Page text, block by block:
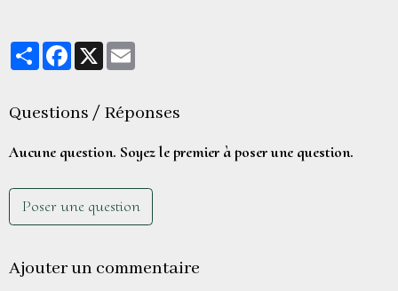
PartagerFacebook
X
Questions / Réponses
Aucune question. Soyez le premier à poser une question.
Poser une question
Ajouter un commentaire